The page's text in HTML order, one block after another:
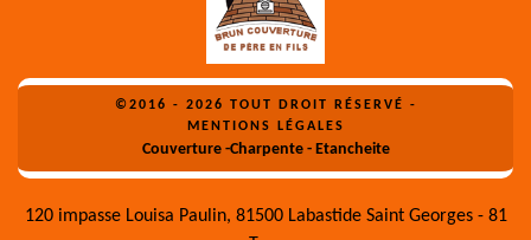
©2016 - 2026 TOUT DROIT RÉSERVÉ -
MENTIONS LÉGALES
Couverture -Charpente - Etancheite
120 impasse Louisa Paulin, 81500 Labastide Saint Georges - 81